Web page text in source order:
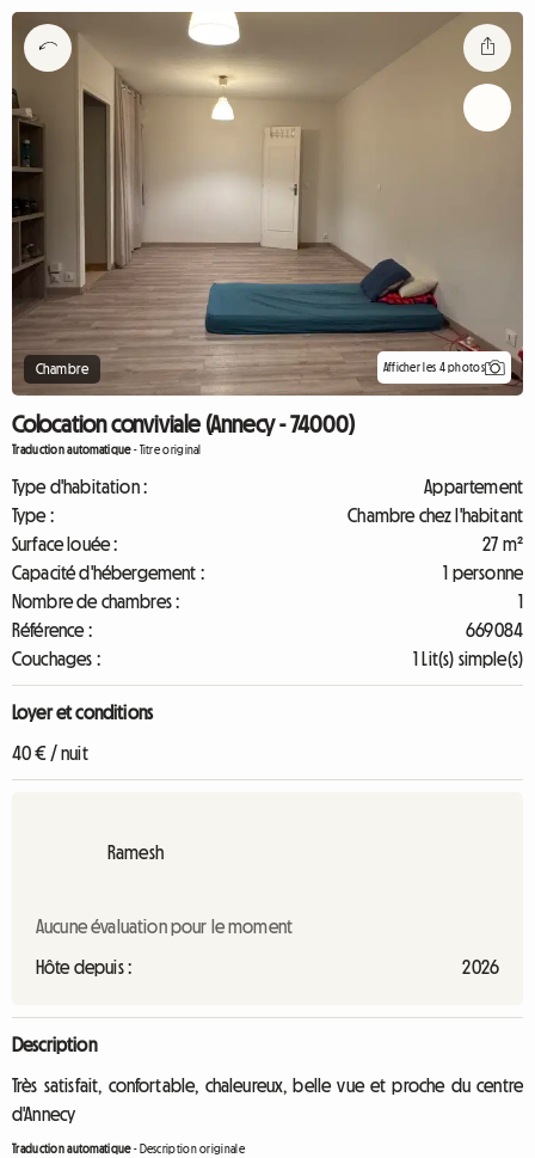
Chambre Afficher les 4 photos
Colocation conviviale (Annecy - 74000)
Traduction automatique-Titre original
Type d'habitation :
Appartement
Type :
Chambre chez l'habitant
Surface louée :
27 m²
Capacité d'hébergement :
1 personne
Nombre de chambres :
1
Référence :
669084
Couchages :
1 Lit(s) simple(s)
Loyer et conditions
40 € / nuit
Ramesh
Aucune évaluation pour le moment
Hôte depuis : 2026
Description
Très satisfait, confortable, chaleureux, belle vue et proche du centre
d'Annecy
Traduction automatique- Description originale